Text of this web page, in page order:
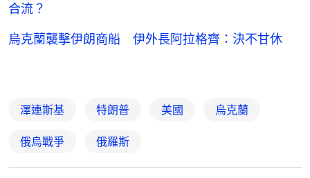
合流？
烏克蘭襲擊伊朗商船 伊外長阿拉格齊：決不甘休
澤連斯基 特朗普 美國 烏克蘭
俄烏戰爭 俄羅斯